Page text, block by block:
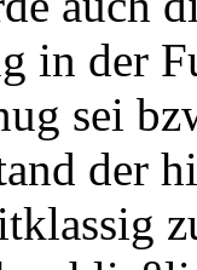
in der
sei
der